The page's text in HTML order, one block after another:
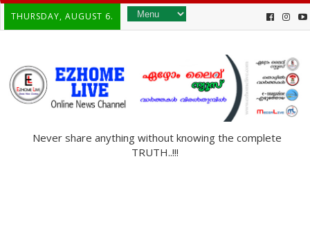
THURSDAY, AUGUST 6.
Never share anything without knowing the complete
TRUTH..!!!